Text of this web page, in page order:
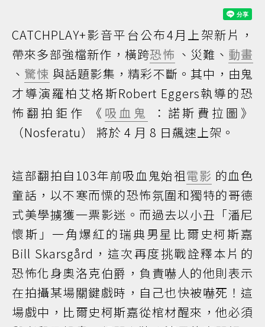
CATCHPLAY+影音平台公布4月上架新片，
帶來多部強檔新作，橫跨恐怖 、災難、 動畫
、 驚悚 與話題影集，精彩不斷。其中，由鬼
才導演羅柏艾格斯Robert Eggers執導的恐
怖翻拍鉅作 《 吸血鬼
：諾斯費拉圖》
（Nosferatu） 將於 4 月 8 日飆速上架。
這部翻拍自103年前吸血鬼始祖電影 的血色
童話，以不寒而慄的恐怖氛圍和獨特的哥德
式美學擄獲一票影迷。而過去以小丑「潘尼
懷斯」一角爆紅的瑞典男星比爾史柯斯嘉
Bill Skarsgård，這次再度挑戰詮釋本片的
恐怖化身奧洛克伯爵，負責嚇人的他則表示
在拍攝某場關鍵戲時，自己也快被嚇死！這
場戲中，比爾史柯斯嘉從棺材醒來，他必須